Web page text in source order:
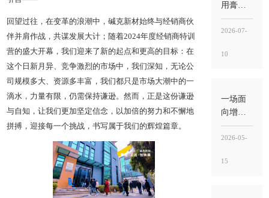
回望过往，在变革的浪潮中，碱克新材始终与经销商伙
伴并肩作战，共谋发展大计；随着2024年度经销商特训
营的盛大开幕，我们迎来了新的起点和更高的目标：在
这个日新月异、竞争激烈的市场中，我们深知，无论公
司规模多大、资源多丰富，我们都只是市场大潮中的一
滴水，力量有限，仍需保持谦逊。然而，正是这份谦逊
与自知，让我们更加坚定信念，以加倍的努力和不懈地
拼搏，迎接每一个挑战，书写属于我们的辉煌篇章。
用膏
状！
2026-07-
10
一场面
向增长
的实战
特训｜
材“铺贴·
2026-05-
15